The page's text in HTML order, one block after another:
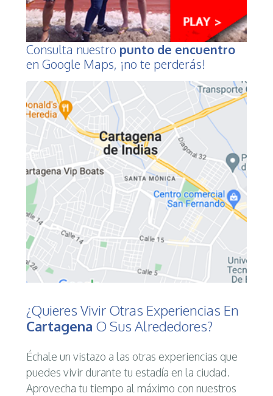
Consulta nuestro punto de encuentro
en Google Maps, ¡no te perderás!
¿Quieres Vivir Otras Experiencias En
Cartagena O Sus Alrededores?
Échale un vistazo a las otras experiencias que
puedes vivir durante tu estadía en la ciudad.
Aprovecha tu tiempo al máximo con nuestros